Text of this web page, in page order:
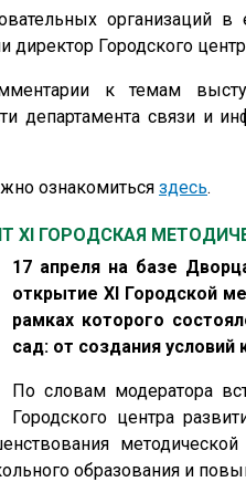
организаций
директор Городского
к темам
департамента связи и
ознакомиться здесь.
XI ГОРОДСКАЯ
17 апреля на базе
открытие XIГородской
рамках которого
сад: от создания условий
По словам модератора
Городского центра
образования и